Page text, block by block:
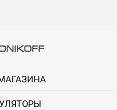
доставки равна 30 руб.
стоимость доставки 750 руб. +
заказа от 7000 руб.